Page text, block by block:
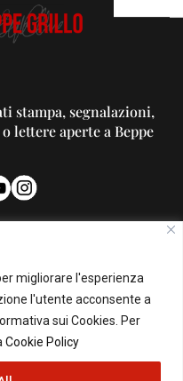
migliorare l'esperienza
l'utente acconsente a
sui Cookies. Per
Cookie Policy
stampa, segnalazioni,
lettere aperte a Beppe
PUBBLICITA'
pubblicità su questo Blog:
pubblicita@beppegrillo.it